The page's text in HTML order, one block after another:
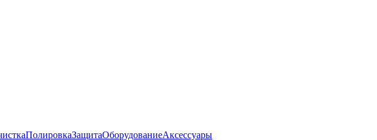
ПолировкаЗащитаОборудованиеАксессуары